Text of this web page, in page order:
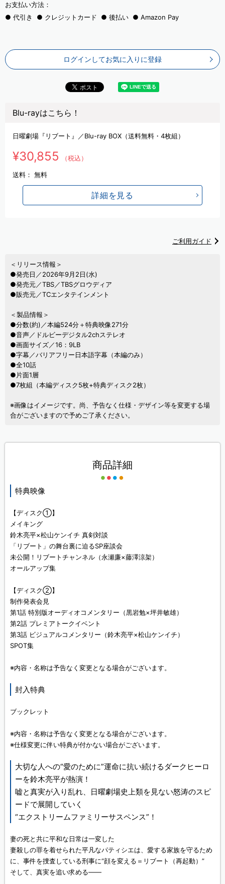
お支払い方法：
代引き
クレジットカード 後払い Amazon Pay
ログインしてお気に入りに登録
Blu-rayはこちら！
日曜劇場『リブート』／Blu-ray BOX（送料無料・4枚組）
¥30,855 （税込）
送料： 無料
詳細を見る
ご利用ガイド
＜リリース情報＞
●発売日／2026年9月2日(水)
●発売元／TBS／TBSグロウディア
●販売元／TCエンタテインメント
＜製品情報＞
●分数(約)／本編524分＋特典映像271分
●音声／ドルビーデジタル2chステレオ
●画面サイズ／16：9LB
●字幕／バリアフリー日本語字幕（本編のみ）
●全10話
●片面1層
●7枚組（本編ディスク5枚+特典ディスク2枚）
※画像はイメージです。尚、予告なく仕様・デザイン等を変更する場
合がございますので予めご了承ください。
商品詳細
特典映像
【ディスク①】
メイキング
鈴木亮平×松山ケンイチ 真剣対談
「リブート」の舞台裏に迫るSP座談会
未公開！リブートチャンネル（永瀬廉×藤澤涼架）
オールアップ集
【ディスク②】
制作発表会見
第1話 特別版オーディオコメンタリー（黒岩勉×坪井敏雄）
第2話 プレミアトークイベント
第3話 ビジュアルコメンタリー（鈴木亮平×松山ケンイチ）
SPOT集
※内容・名称は予告なく変更となる場合がございます。
封入特典
ブックレット
※内容・名称は予告なく変更となる場合がございます。
※仕様変更に伴い特典が付かない場合がございます。
大切な人への“愛のために”運命に抗い続けるダークヒーロ
ーを鈴木亮平が熱演！
嘘と真実が入り乱れ、日曜劇場史上類を見ない怒涛のスピ
ードで展開していく
“エクストリームファミリーサスペンス”！
妻の死と共に平和な日常は一変した
妻殺しの罪を着せられた平凡なパティシエは、愛する家族を守るため
に、事件を捜査している刑事に“顔を変える＝リブート（再起動）”
そして、真実を追い求める——